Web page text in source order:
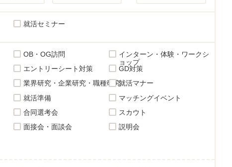
就活セミナー
OB・OG訪問
インターン・体験・ワークシ
ョップ
エントリーシート対策
GD対策
業界研究・企業研究・職種研究就活マナー
就活準備
マッチングイベント
合同選考会
スカウト
面接会・面談会
説明会